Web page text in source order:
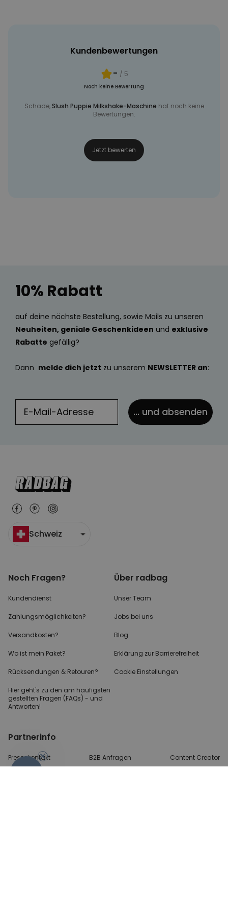
Kundenbewertungen
- / 5
Noch keine Bewertung
Schade,Slush Puppie Milkshake-Maschine hat noch keine
Bewertungen.
Jetzt bewerten
10% Rabatt
auf deine nächste Bestellung, sowie Mails zu unseren
Neuheiten, geniale Geschenkideen und exklusive
Rabatte gefällig?
Dann melde dich jetzt zu unserem NEWSLETTER an:
... und absenden
Schweiz
Noch Fragen?
Kundendienst
Zahlungsmöglichkeiten?
Versandkosten?
Wo ist mein Paket?
Rücksendungen & Retouren?
Hier geht's zu den am häufigsten
gestellten Fragen (FAQs) - und
Antworten!
Über radbag
Unser Team
Jobs bei uns
Blog
Erklärung zur Barrierefreiheit
Cookie Einstellungen
Partnerinfo
Pressekontakt B2B Anfragen Content Creator